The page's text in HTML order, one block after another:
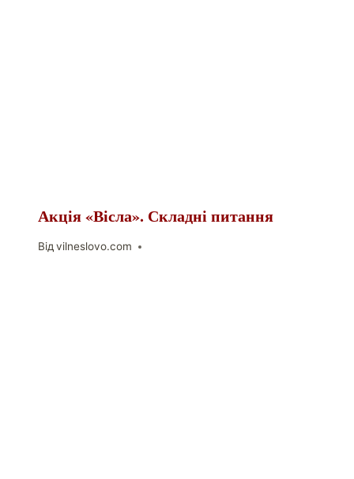
Акція «Вісла». Складні питання
Відvilneslovo.com